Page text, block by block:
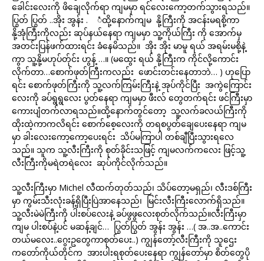
ခေါင်းလေးကို ဖိချေလိုက်ရာ ကျမမှာ ရင်လေးကော့တက်သွားရသည်။
ပြွတ် ပြွတ် ..အိုး အွန်း . ံထို့နောက်ကျမ နို့ကြီးကို အငန်းမရစို့ကာ
နို့အုံကြီးကိုလည်း ဆုပ်နယ်နေရာ ကျမမှာ သူ့ကိုယ်ကြီး ကို အောက်မှ
အတင်းပြန်ဖက်ထားရင်း ခံနေမိသည်။ အိုး အိုး မာမူ ရယ် အရမ်းမစို့နဲ့
ကွာ သူ့နို့မဟုပ်တ်ုင်း ဟွန့် …။ (မထွေး ရယ် နို့ကြီးက ကိုင်လို့ကောင်း
လိုက်တာ…စောက်ဖုတ်ကြီးကလည်း ဖောင်းတင်းနေတာဘဲ… ) ဟုပြော
ရင်း စောက်ဖုတ်ကြီးကို သူ့လက်ကြမ်းကြီးနဲ့ အုပ်ကိုင်ပြီး အကွဲကြောင်း
လေးကို ခပ်ရွရွလေး ပွတ်နေရာ ကျမမှာ ဖီးလ် တွေတက်ရင်း ဖင်ကြီးမှာ
ကေားပျံတက်လာရသည်။ထို့နောက်တွင်တော့ သူ့လက်ခလယ်ကြီးကို
ထိုးထဲ့ကာကလိရင်း စောက်စေ့လေးကို တရစပွတ်ချေပေးနေရာ ကျမ
မှာ ခါးလေးကော့ကော့ပေးရင်း သိပ်မကြာပါ တစ်ချီပြီးသွားရလေ
သည်။ သူက သူ့လီးကြီးကို စုတ်ခိုင်းသဖြင့် ကျမလက်ကလေး ဖြင့်သူ့
လီးကြီးကိုမရဲတရဲလေး ဆုပ်ကိုင်လိုက်သည်။
သူ့လီးကြီးမှာ Michel လီထက်တုတ်သည်၊ သိပ်တော့မရှည်၊ လီးဒစ်ကြီး
မှာ ကွမ်းသီးလုံးခန့်ရှိပြီးပြဲအာနေသည်၊ မြင်းလီးကြီးလောက်ရှိသည်။
သူ့လီးမဲမဲကြီးကို ပါးစပ်လေးနဲ့ ခပ်ဖွဖွလေးစုတ်လိုက်သည်။လီးကြီးမှာ
ကျမ ပါးစပ်နဲ့ပင် မဆန့်ချင်… ပြွတ်ပြွတ် အွန်း အွန်း …( အ..အ..ကောင်း
တယ်မလေး..ဂွေးဥတွေကာစုတ်ပေး..) ကျွန်တော့်လီးကြီးကို သူဌေး
ကတော်ကိုယ်တိုင်က အားပါးရစုတ်ပေးနေရာ ကျွန်တော်မှာ စိတ်တွေပို